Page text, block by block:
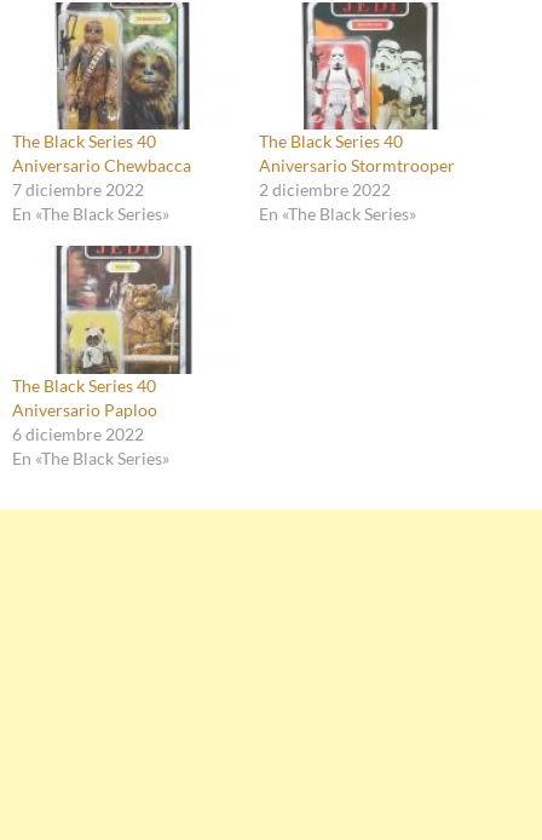
The Black Series 40
Aniversario Chewbacca
7 diciembre 2022
En «The Black Series»
The Black Series 40
Aniversario Stormtrooper
2 diciembre 2022
En «The Black Series»
The Black Series 40
Aniversario Paploo
6 diciembre 2022
En «The Black Series»